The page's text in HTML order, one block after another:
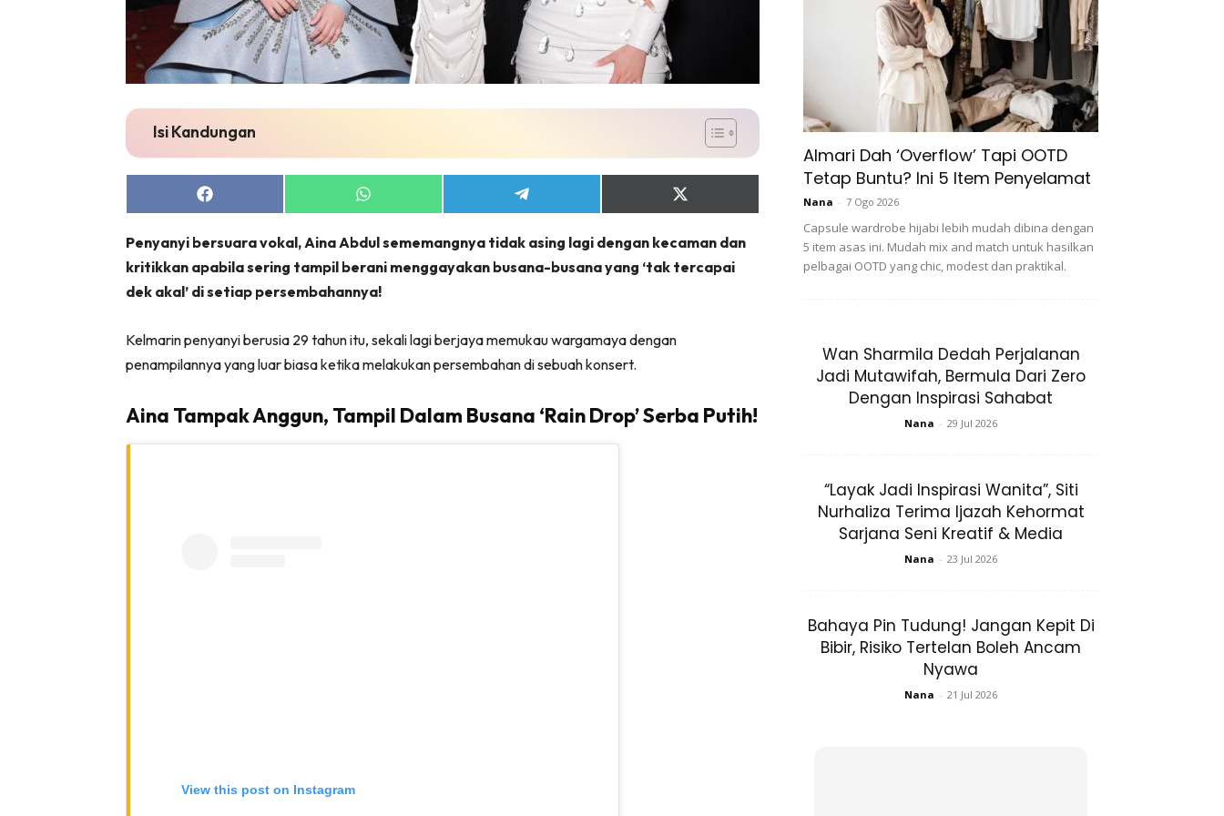
Isi Kandungan
Share
on
Share
on
Share
on
Share
on
(Twitter)
Penyanyi bersuara vokal, Aina Abdul sememangnya tidak asing lagi dengan kecaman dan
kritikkan apabila sering tampil berani menggayakan busana-busana yang ‘tak tercapai
dek akal’ di setiap persembahannya!
Kelmarin penyanyi berusia 29 tahun itu, sekali lagi berjaya memukau wargamaya dengan
penampilannya yang luar biasa ketika melakukan persembahan di sebuah konsert.
Aina Tampak Anggun, Tampil Dalam Busana ‘Rain Drop’ Serba Putih!
View this post on Instagram
Almari Dah ‘Overflow’ Tapi OOTD
Tetap Buntu? Ini 5 Item Penyelamat
Nana - 7 Ogo 2026
Capsule wardrobe hijabi lebih mudah dibina dengan
5 item asas ini. Mudah mix and match untuk hasilkan
pelbagai OOTD yang chic, modest dan praktikal.
Wan Sharmila Dedah Perjalanan
Jadi Mutawifah, Bermula Dari Zero
Dengan Inspirasi Sahabat
Nana - 29 Jul 2026
“Layak Jadi Inspirasi Wanita”, Siti
Nurhaliza Terima Ijazah Kehormat
Sarjana Seni Kreatif & Media
Nana - 23 Jul 2026
Bahaya Pin Tudung! Jangan Kepit Di
Bibir, Risiko Tertelan Boleh Ancam
Nyawa
Nana - 21 Jul 2026